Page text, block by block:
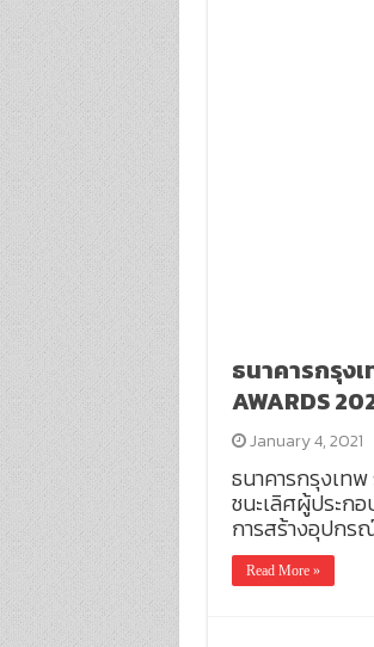
ธนาคารกรุง
AWARDS
January 4, 2021
ธนาคารกรุงเท
ชนะเลิศผู้ประก
การสร้างอุปกร
Read More »